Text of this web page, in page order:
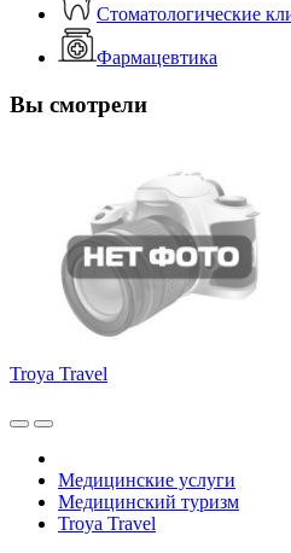
Стоматологические
Фармацевтика
Вы смотрели
Troya Travel
Медицинские услуги
Медицинский туризм
Troya Travel